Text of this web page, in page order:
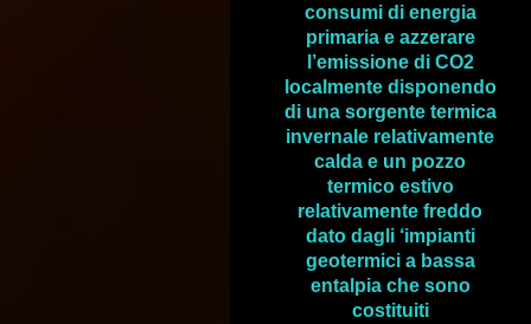
consumi di energia
primaria e azzerare
l’emissione di CO2
localmente disponendo
di una sorgente termica
invernale relativamente
calda e un pozzo
termico estivo
relativamente freddo
dato dagli ‘impianti
geotermici a bassa
entalpia che sono
costituiti